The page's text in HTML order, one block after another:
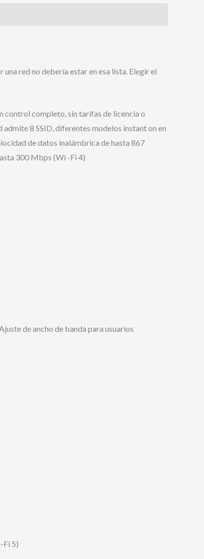
red no debería estar en esa lista. Elegir el
control completo, sin tarifas de licencia o
8 SSID, diferentes modelos instant on en
de datos inalámbrica de hasta 867
300 Mbps (Wi -Fi 4)
de ancho de banda para usuarios
Fi 5)